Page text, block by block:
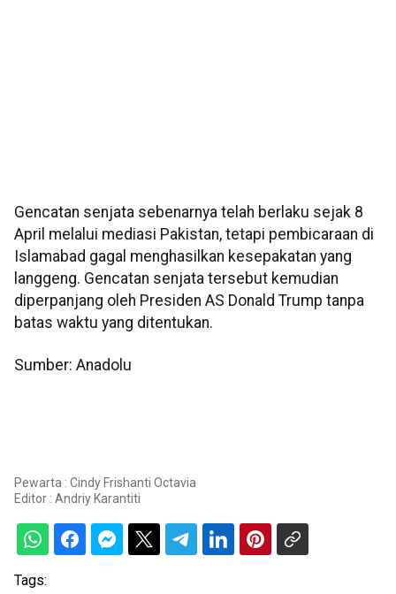
Gencatan senjata sebenarnya telah berlaku sejak 8
April melalui mediasi Pakistan, tetapi pembicaraan di
Islamabad gagal menghasilkan kesepakatan yang
langgeng. Gencatan senjata tersebut kemudian
diperpanjang oleh Presiden AS Donald Trump tanpa
batas waktu yang ditentukan.
Sumber: Anadolu
Pewarta : Cindy Frishanti Octavia
Editor : Andriy Karantiti
Tags: